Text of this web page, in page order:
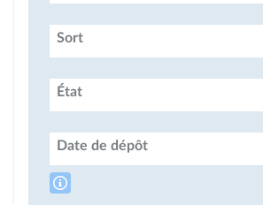
Sort
État
Date de dépôt